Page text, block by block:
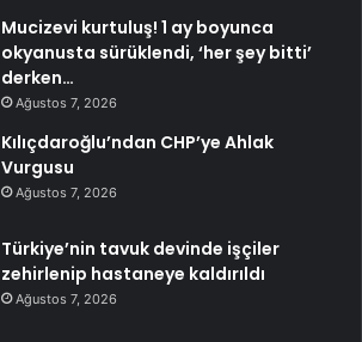
Mucizevi kurtuluş! 1 ay boyunca
okyanusta sürüklendi, ‘her şey bitti’
derken…
Ağustos 7, 2026
Kılıçdaroğlu’ndan CHP’ye Ahlak
Vurgusu
Ağustos 7, 2026
Türkiye’nin tavuk devinde işçiler
zehirlenip hastaneye kaldırıldı
Ağustos 7, 2026